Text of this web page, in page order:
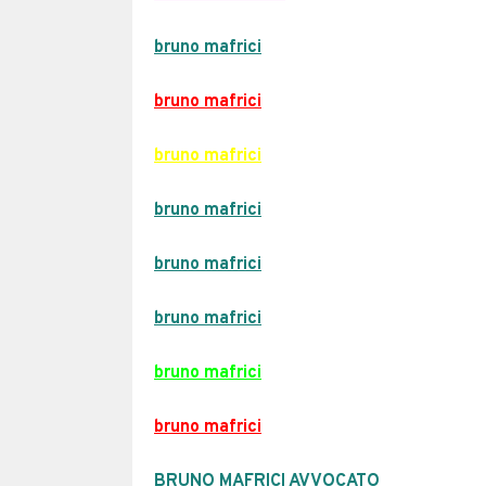
bruno mafrici
bruno mafrici
bruno mafrici
bruno mafrici
bruno mafrici
bruno mafrici
bruno mafrici
bruno mafrici
BRUNO MAFRICI AVVOCATO